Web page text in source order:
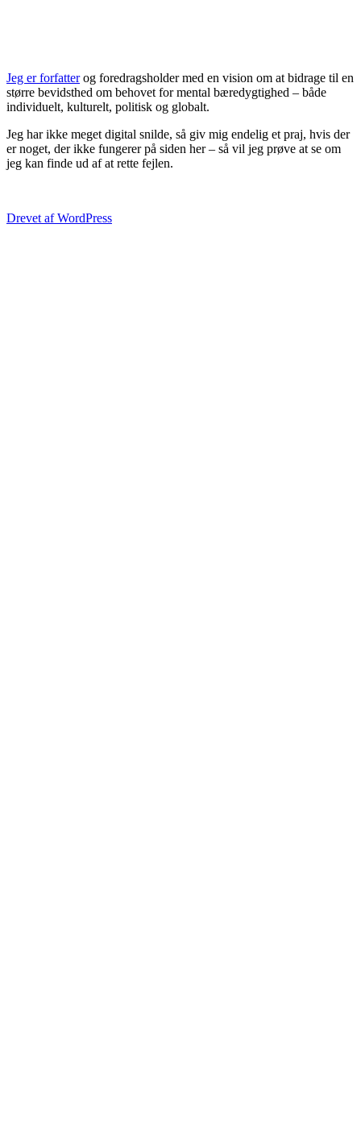
Jeg er forfatterog foredragsholder med en vision om at bidrage til en
større bevidsthed om behovet for mental bæredygtighed – både
individuelt, kulturelt, politisk og globalt.
Jeg har ikke meget digital snilde, så giv mig endelig et praj, hvis der
er noget, der ikke fungerer på siden her – så vil jeg prøve at se om
jeg kan finde ud af at rette fejlen.
Drevet af WordPress